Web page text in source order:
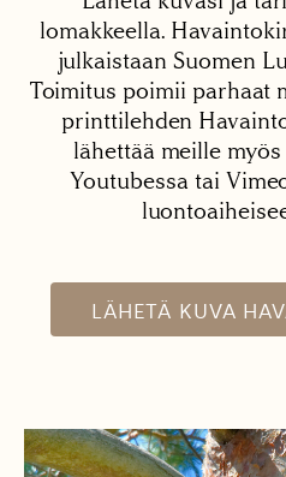
lomakkeella.
julkaistaan Suomen
Toimitus poimii parhaat
printtilehden
lähettää meille
Youtubessa tai
LÄHETÄ KUVA